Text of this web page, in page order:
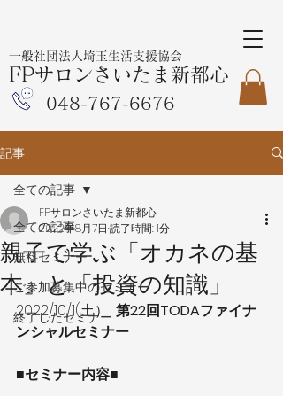
一般社団法人埼玉生活支援協会
FPサロンさいたま新都心
048-767-6676
記事
全ての記事
無料セミナー
ご参加募集中のセミナー
終了したセミナー
全ての記事
親子で学ぶ「オカネの基
本」と「投資の知識」
FPサロンさいたま新都心
2022年8月7日 読了時間: 1分
2022/10/1(土）
第22回TODAファイナ
ンシャルセミナー
■セミナー内容■